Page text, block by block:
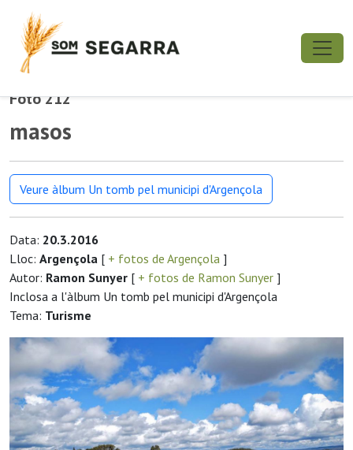
Foto 212
masos
Veure àlbum Un tomb pel municipi d'Argençola
Data: 20.3.2016
Lloc: Argençola [ + fotos de Argençola ]
Autor: Ramon Sunyer [ + fotos de Ramon Sunyer ]
Inclosa a l'àlbum Un tomb pel municipi d'Argençola
Tema: Turisme